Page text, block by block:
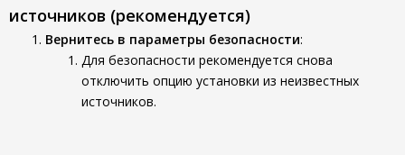
источников (рекомендуется)
Вернитесь в параметры безопасности:
Для безопасности рекомендуется снова
отключить опцию установки из неизвестных
источников.